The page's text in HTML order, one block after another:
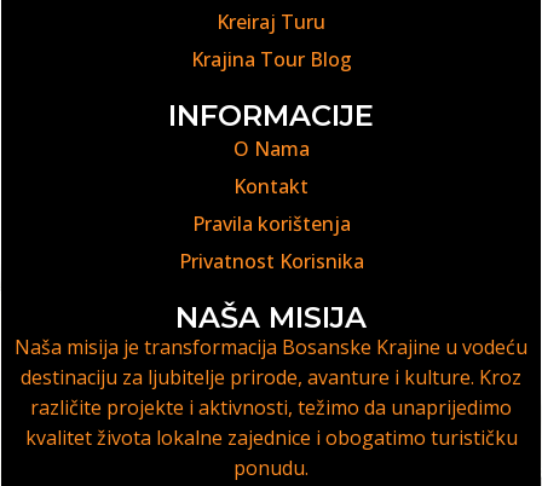
Kreiraj Turu
Krajina Tour Blog
INFORMACIJE
O Nama
Kontakt
Pravila korištenja
Privatnost Korisnika
NAŠA MISIJA
Naša misija je transformacija Bosanske Krajine u vodeću
destinaciju za ljubitelje prirode, avanture i kulture. Kroz
različite projekte i aktivnosti, težimo da unaprijedimo
kvalitet života lokalne zajednice i obogatimo turističku
ponudu.